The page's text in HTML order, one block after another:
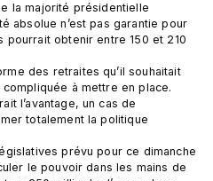
la majorité présidentielle
absolue n’est pas garantie pour
pourrait obtenir entre 150 et 210
des retraites qu’il souhaitait
à mettre en place.
l’avantage, un cas de
totalement la politique
prévu pour ce dimanche
le pouvoir dans les mains de